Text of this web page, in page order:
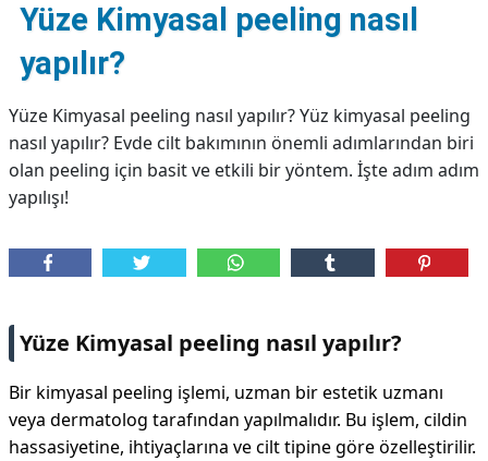
Yüze Kimyasal peeling nasıl
yapılır?
Yüze Kimyasal peeling nasıl yapılır? Yüz kimyasal peeling
nasıl yapılır? Evde cilt bakımının önemli adımlarından biri
olan peeling için basit ve etkili bir yöntem. İşte adım adım
yapılışı!
Yüze Kimyasal peeling nasıl yapılır?
Bir kimyasal peeling işlemi, uzman bir estetik uzmanı
veya dermatolog tarafından yapılmalıdır. Bu işlem, cildin
hassasiyetine, ihtiyaçlarına ve cilt tipine göre özelleştirilir.